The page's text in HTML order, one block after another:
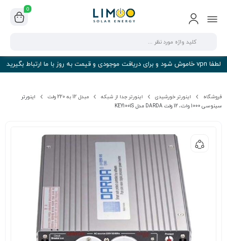
0
لطفا vpn خاموش شود و برای دریافت موجودی و قیمت به روز با ما ارتباط بگیرید
فروشگاه اینورتر خورشیدی اینورتر جدا از شبکه مبدل 12 به 220 ولت
اینورتر
سینوسی 1000 وات، 12 ولت DARDA مدل KEY1001S